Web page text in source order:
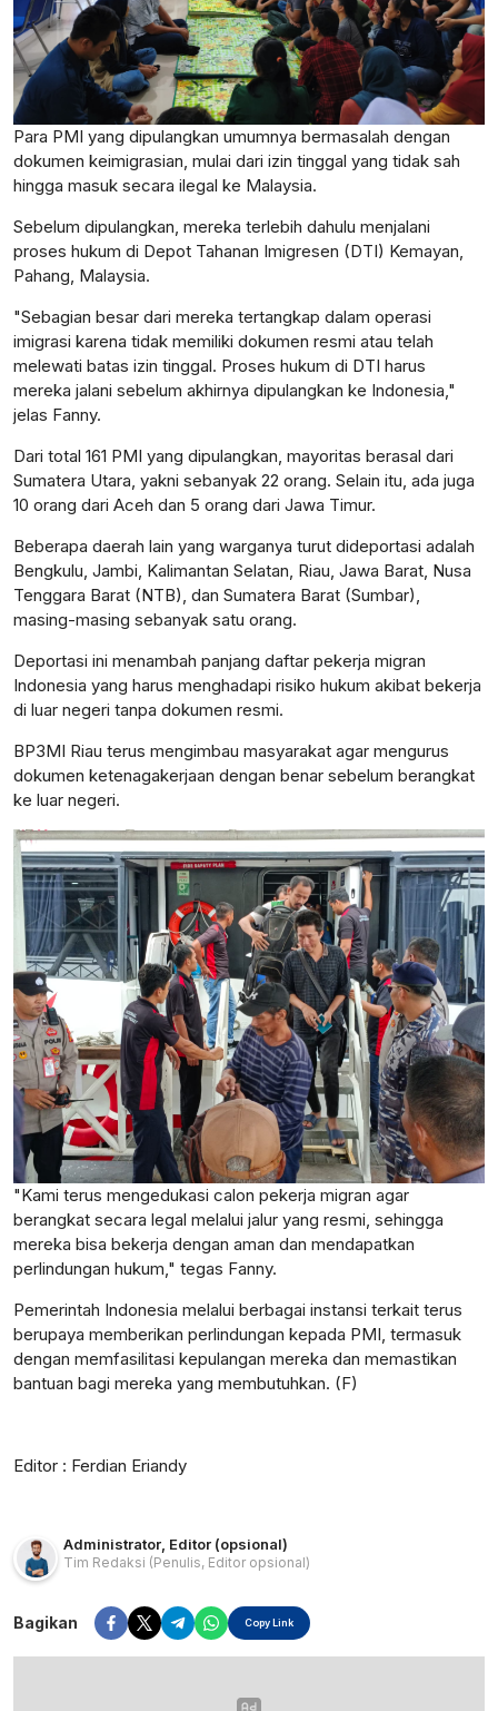
Para PMI yang dipulangkan umumnya bermasalah dengan
dokumen keimigrasian, mulai dari izin tinggal yang tidak sah
hingga masuk secara ilegal ke Malaysia.
Sebelum dipulangkan, mereka terlebih dahulu menjalani
proses hukum di Depot Tahanan Imigresen (DTI) Kemayan,
Pahang, Malaysia.
"Sebagian besar dari mereka tertangkap dalam operasi
imigrasi karena tidak memiliki dokumen resmi atau telah
melewati batas izin tinggal. Proses hukum di DTI harus
mereka jalani sebelum akhirnya dipulangkan ke Indonesia,"
jelas Fanny.
Dari total 161 PMI yang dipulangkan, mayoritas berasal dari
Sumatera Utara, yakni sebanyak 22 orang. Selain itu, ada juga
10 orang dari Aceh dan 5 orang dari Jawa Timur.
Beberapa daerah lain yang warganya turut dideportasi adalah
Bengkulu, Jambi, Kalimantan Selatan, Riau, Jawa Barat, Nusa
Tenggara Barat (NTB), dan Sumatera Barat (Sumbar),
masing-masing sebanyak satu orang.
Deportasi ini menambah panjang daftar pekerja migran
Indonesia yang harus menghadapi risiko hukum akibat bekerja
di luar negeri tanpa dokumen resmi.
BP3MI Riau terus mengimbau masyarakat agar mengurus
dokumen ketenagakerjaan dengan benar sebelum berangkat
ke luar negeri.
"Kami terus mengedukasi calon pekerja migran agar
berangkat secara legal melalui jalur yang resmi, sehingga
mereka bisa bekerja dengan aman dan mendapatkan
perlindungan hukum," tegas Fanny.
Pemerintah Indonesia melalui berbagai instansi terkait terus
berupaya memberikan perlindungan kepada PMI, termasuk
dengan memfasilitasi kepulangan mereka dan memastikan
bantuan bagi mereka yang membutuhkan. (F)
Editor : Ferdian Eriandy
Administrator Editor (opsional)
Tim Redaksi (Penulis, Editor opsional)
Bagikan Copy Link